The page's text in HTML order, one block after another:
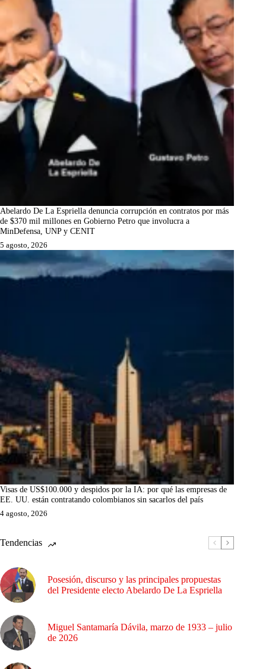
Abelardo De La Espriella denuncia corrupción en contratos por más
de $370 mil millones en Gobierno Petro que involucra a
MinDefensa, UNP y CENIT
5 agosto, 2026
Visas de US$100.000 y despidos por la IA: por qué las empresas de
EE. UU. están contratando colombianos sin sacarlos del país
4 agosto, 2026
Tendencias
Posesión, discurso y las principales propuestas
del Presidente electo Abelardo De La Espriella
Miguel Santamaría Dávila, marzo de 1933 – julio
de 2026